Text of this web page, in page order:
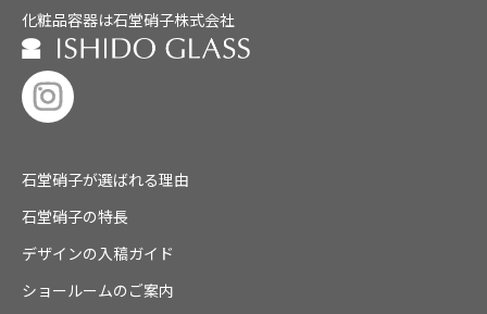
化粧品容器は石堂硝子株式会社
石堂硝子が選ばれる理由
石堂硝子の特長
デザインの入稿ガイド
ショールームのご案内